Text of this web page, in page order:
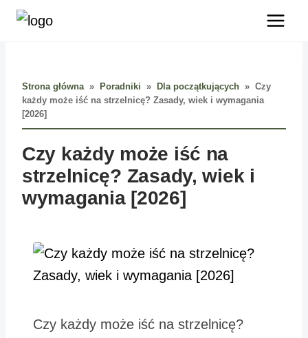
Przejdź
Strona główna » Poradniki » Dla początkujących » Czy
każdy może iść na strzelnicę? Zasady, wiek i wymagania
[2026]
Czy każdy może iść na
strzelnicę? Zasady, wiek i
wymagania [2026]
Czy każdy może iść na strzelnicę?